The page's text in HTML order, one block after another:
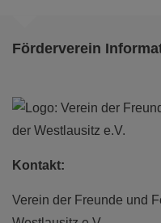
Mehr als 15
Förderverein
Kontakt:
Verein der Freunde und